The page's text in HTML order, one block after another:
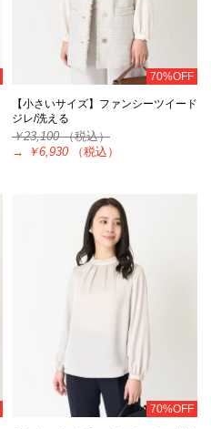
70%OFF
【小さいサイズ】ファンシーツイード
ジレ/洗える
￥23,100（税込）
→
￥6,930 （税込）
70%OFF